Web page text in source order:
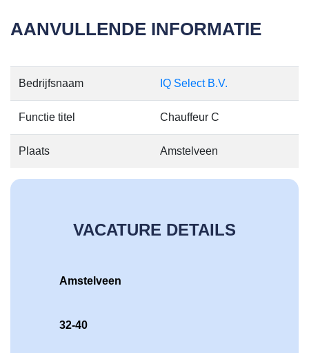
AANVULLENDE INFORMATIE
Bedrijfsnaam IQ Select B.V.
Functie titel Chauffeur C
Plaats Amstelveen
VACATURE DETAILS
Amstelveen
32-40